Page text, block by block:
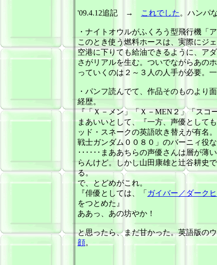
'09.4.12追記 → これでした 。ハンパ
・ナイトオウルがふくろう型飛行機「
このとき使う燃料ホースは、実際にジ
空港に下りても給油できるように、ア
さがリアルを生む。ついでながらあの
っていくのは２～３人の人手が必要。
・パンフ読んでて、作品そのものより
経歴。
『「Ｘ－メン」「Ｘ－MEN２」「スコ
まあいいとして、『一方、声優として
ッド・スネークの英語吹き替えが有名
戦士ガンダム００８０」のバーニィ役
･･････まああちらの声優さんは層が薄
らんけど。しかし山田康雄と辻谷耕史
る。
で、とどめがこれ。
『俳優としては、「 ガイバー／ダーク
をつとめた』
ああっ、あの坊やか！
と思ったら、まだ甘かった。英語版の
顔。